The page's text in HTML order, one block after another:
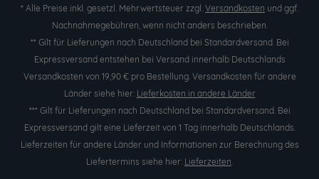
* Alle Preise inkl. gesetzl. Mehrwertsteuer zzgl. Versandkosten und ggf.
Nachnahmegebühren, wenn nicht anders beschrieben.
** Gilt für Lieferungen nach Deutschland bei Standardversand. Bei
Expressversand entstehen bei Versand innerhalb Deutschlands
Versandkosten von 19,90 € pro Bestellung. Versandkosten für andere
Länder siehe hier: Lieferkosten in andere Länder
*** Gilt für Lieferungen nach Deutschland bei Standardversand. Bei
Expressversand gilt eine Lieferzeit von 1 Tag innerhalb Deutschlands.
Lieferzeiten für andere Länder und Informationen zur Berechnung des
Liefertermins siehe hier: Lieferzeiten.